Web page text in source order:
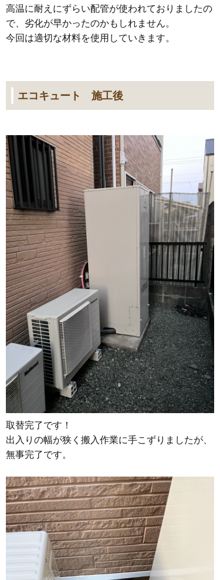
高温に耐えにずらい配管が使われておりましたの
で、劣化が早かったのかもしれません。
今回は適切な材料を使用していきます。
エコキュート 施工後
取替完了です！
出入りの幅が狭く搬入作業に手こずりましたが、
無事完了です。